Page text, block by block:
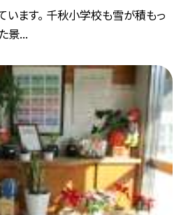
ます。 千秋小学校も雪が積もっ
景...